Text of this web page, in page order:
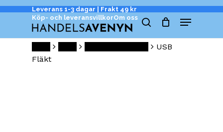
Skip
Leverans 1-3 dagar | Frakt 49 kr
Köp- och leveransvillkorOm oss
search
Menu
Cart
Close
Cart
USB
Fläkt